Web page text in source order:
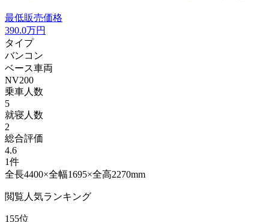
最低販売価格
390.0万円
タイプ
バンコン
ベース車両
NV200
乗車人数
5
就寝人数
2
総合評価
4.6
1件
全長4400×全幅1695×全高2270mm
閲覧人気ランキング
155位